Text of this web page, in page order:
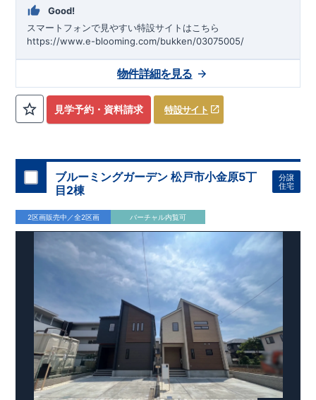
Good!
スマートフォンで見やすい特設サイトはこちら
https://www.e-blooming.com/bukken/03075005/
見学予約・資料請求 特設サイト
物件詳細を見る
ブルーミングガーデン 松戸市小金原5丁
目2棟
分譲
住宅
2区画販売中／全2区画 バーチャル内覧可